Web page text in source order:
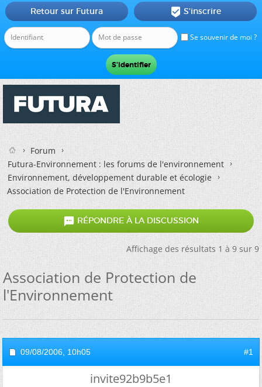
Se souvenir de moi ?
Retour sur Futura  S'inscrire
Forum
Futura-Environnement : les forums de l'environnement
Environnement, développement durable et écologie
Association de Protection de l'Environnement
 RÉPONDRE À LA DISCUSSION
Affichage des résultats 1 à 9 sur 9
Association de Protection de
l'Environnement
09/08/2006, 10h05 #1
invite92b9b5e1